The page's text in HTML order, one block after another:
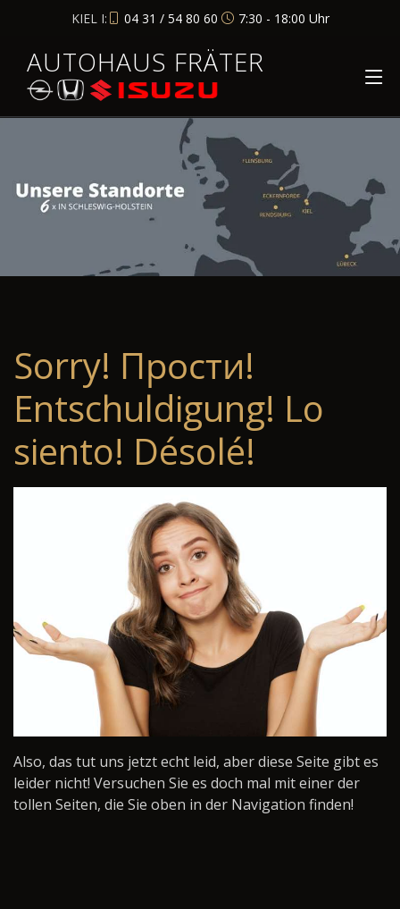
KIEL I: 04 31 / 54 80 60 7:30 - 18:00 Uhr
AUTOHAUS FRÄTER
Sorry! Прости!
Entschuldigung! Lo
siento! Désolé!
Also, das tut uns jetzt echt leid, aber diese Seite gibt es
leider nicht! Versuchen Sie es doch mal mit einer der
tollen Seiten, die Sie oben in der Navigation finden!